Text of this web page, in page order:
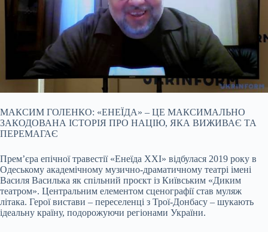
МАКСИМ ГОЛЕНКО: «ЕНЕЇДА» – ЦЕ МАКСИМАЛЬНО
ЗАКОДОВАНА ІСТОРІЯ ПРО НАЦІЮ, ЯКА ВИЖИВАЄ ТА
ПЕРЕМАГАЄ
Прем’єра епічної травестії «Енеїда ХХІ» відбулася 2019 року в
Одеському академічному музично-драматичному театрі імені
Василя Василька як спільний проєкт із Київським «Диким
театром». Центральним елементом сценографії став муляж
літака. Герої вистави – переселенці з Трої-Донбасу – шукають
ідеальну країну, подорожуючи регіонами України.